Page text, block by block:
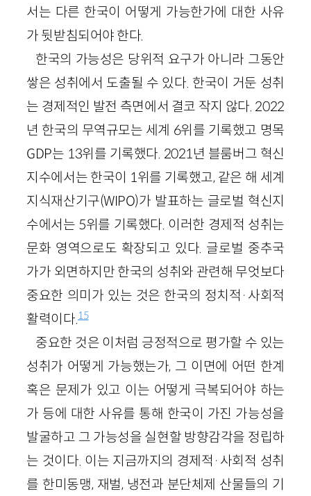
서는 다른 한국이 어떻게 가능한가에 대한 사유
가 뒷받침되어야 한다.
한국의 가능성은 당위적 요구가 아니라 그동안
쌓은 성취에서 도출될 수 있다. 한국이 거둔 성취
는 경제적인 발전 측면에서 결코 작지 않다. 2022
년 한국의 무역규모는 세계 6위를 기록했고 명목
GDP는 13위를 기록했다. 2021년 블룸버그 혁신
지수에서는 한국이 1위를 기록했고, 같은 해 세계
지식재산기구(WIPO)가 발표하는 글로벌 혁신지
수에서는 5위를 기록했다. 이러한 경제적 성취는
문화 영역으로도 확장되고 있다. 글로벌 중추국
가가 외면하지만 한국의 성취와 관련해 무엇보다
중요한 의미가 있는 것은 한국의 정치적·사회적
활력이다.15
중요한 것은 이처럼 긍정적으로 평가할 수 있는
성취가 어떻게 가능했는가, 그 이면에 어떤 한계
혹은 문제가 있고 이는 어떻게 극복되어야 하는
가 등에 대한 사유를 통해 한국이 가진 가능성을
발굴하고 그 가능성을 실현할 방향감각을 정립하
는 것이다. 이는 지금까지의 경제적·사회적 성취
를 한미동맹, 재벌, 냉전과 분단체제 산물들의 기